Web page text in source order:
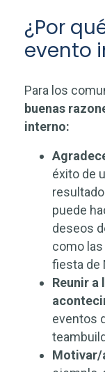
¿Por
evento
Para los
buenas
interno:
éxito de
puede
deseos
como
fiesta de
Reunir a
eventos
Motivar/